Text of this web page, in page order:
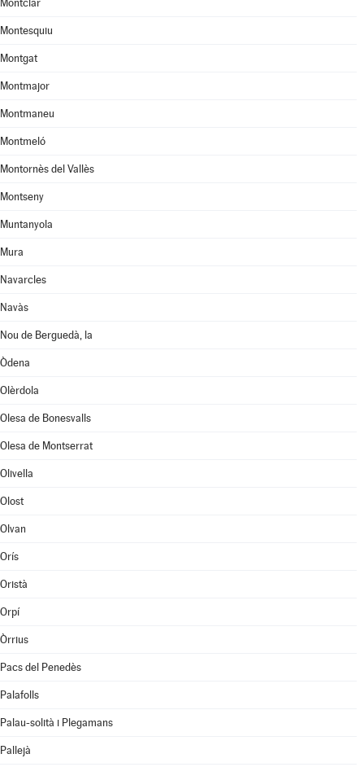
Montclar
Montesquiu
Montgat
Montmajor
Montmaneu
Montmeló
Montornès del Vallès
Montseny
Muntanyola
Mura
Navarcles
Navàs
Nou de Berguedà, la
Òdena
Olèrdola
Olesa de Bonesvalls
Olesa de Montserrat
Olivella
Olost
Olvan
Orís
Oristà
Orpí
Òrrius
Pacs del Penedès
Palafolls
Palau-solità i Plegamans
Pallejà